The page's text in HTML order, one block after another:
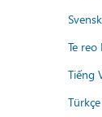
Te
Tiếng